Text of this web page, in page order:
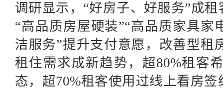
调研显示，“好房子、好服务”成
“高品质房屋硬装”“高品质家具家
洁服务”提升支付意愿， 改善型租
租住需求成新趋势，超80%租客
态，超70%租客使用过线上看房